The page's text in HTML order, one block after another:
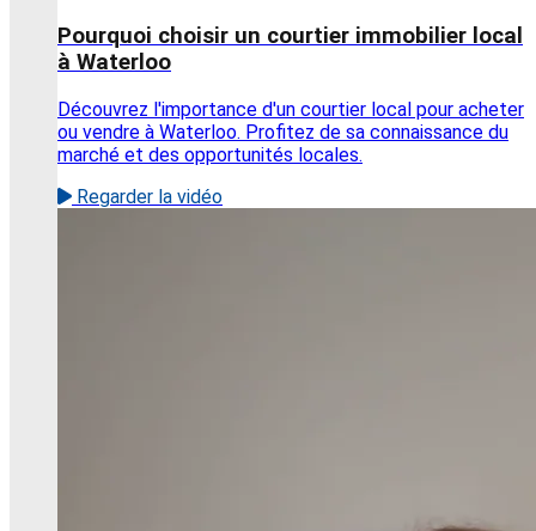
Pourquoi choisir un courtier immobilier local
à Waterloo
Découvrez l'importance d'un courtier local pour acheter
ou vendre à Waterloo. Profitez de sa connaissance du
marché et des opportunités locales.
Regarder la vidéo